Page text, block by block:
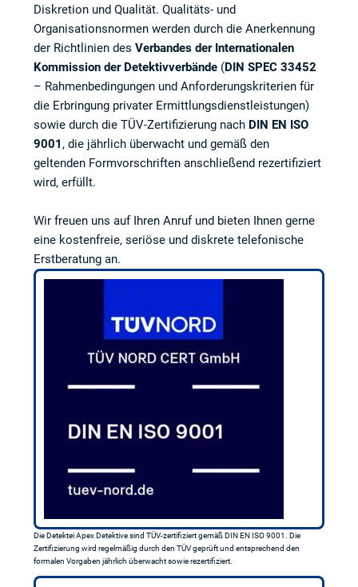
Diskretion und Qualität. Qualitäts- und
Organisationsnormen werden durch die Anerkennung
der Richtlinien desVerbandes der Internationalen
Kommission der Detektivverbände (DIN SPEC 33452
– Rahmenbedingungen und Anforderungskriterien für
die Erbringung privater Ermittlungsdienstleistungen)
sowie durch die TÜV-Zertifizierung nach DIN EN ISO
9001 , die jährlich überwacht und gemäß den
geltenden Formvorschriften anschließend rezertifiziert
wird, erfüllt.
Wir freuen uns auf Ihren Anruf und bieten Ihnen gerne
eine kostenfreie, seriöse und diskrete telefonische
Erstberatung an.
Die Detektei Apex Detektive sind TÜV-zertifiziert gemäß DIN EN ISO 9001. Die
Zertifizierung wird regelmäßig durch den TÜV geprüft und entsprechend den
formalen Vorgaben jährlich überwacht sowie rezertifiziert.